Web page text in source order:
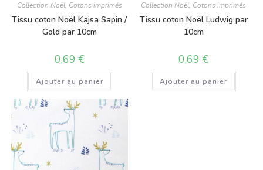
Collection Noël, Cotons imprimés
Tissu coton Noël Kajsa Sapin /
Gold par 10cm
0,69 €
Ajouter au panier
Collection Noël, Cotons imprimés
Tissu coton Noël Ludwig par
10cm
0,69€
Ajouter au panier